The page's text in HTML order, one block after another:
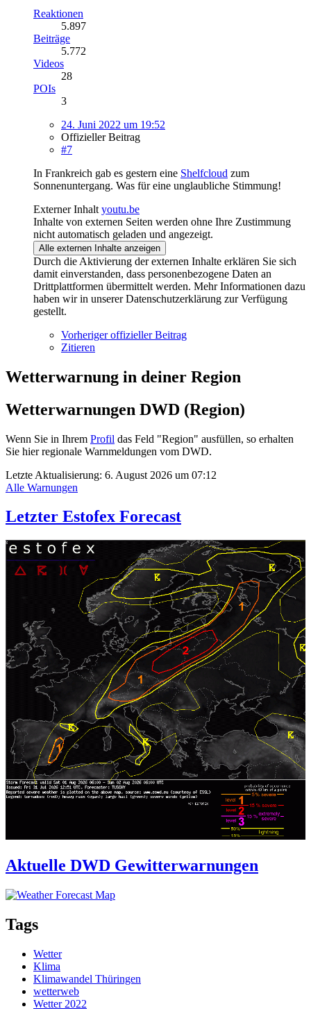
Reaktionen
5.897
Beiträge
5.772
Videos
28
POIs
3
24. Juni 2022 um 19:52
Offizieller Beitrag
#7
In Frankreich gab es gestern eine Shelfcloud zum
Sonnenuntergang. Was für eine unglaubliche Stimmung!
Externer Inhalt youtu.be
Inhalte von externen Seiten werden ohne Ihre Zustimmung
nicht automatisch geladen und angezeigt.
Alle externen Inhalte anzeigen
Durch die Aktivierung der externen Inhalte erklären Sie sich
damit einverstanden, dass personenbezogene Daten an
Drittplattformen übermittelt werden. Mehr Informationen dazu
haben wir in unserer Datenschutzerklärung zur Verfügung
gestellt.
Vorheriger offizieller Beitrag
Zitieren
Wetterwarnung in deiner Region
Wetterwarnungen DWD (Region)
Wenn Sie in Ihrem Profil das Feld "Region" ausfüllen, so erhalten
Sie hier regionale Warnmeldungen vom DWD.
Letzte Aktualisierung: 6. August 2026 um 07:12
Alle Warnungen
Letzter Estofex Forecast
Aktuelle DWD Gewitterwarnungen
Tags
Wetter
Klima
Klimawandel Thüringen
wetterweb
Wetter 2022